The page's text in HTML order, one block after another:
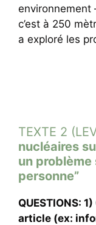
environnement
c’est à 250
a exploré les
TEXTE 2
nucléaires
un
personne”
QUESTIONS:
article (ex: